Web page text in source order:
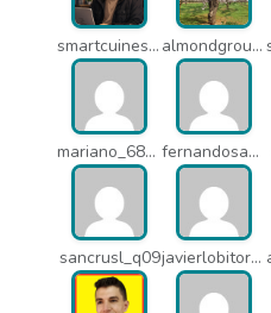
smartcuines_1378 almondgroup1984_pjc
mariano_6807 fernandosanche_q11
sancrusl_q09 javierlobitort_pz2